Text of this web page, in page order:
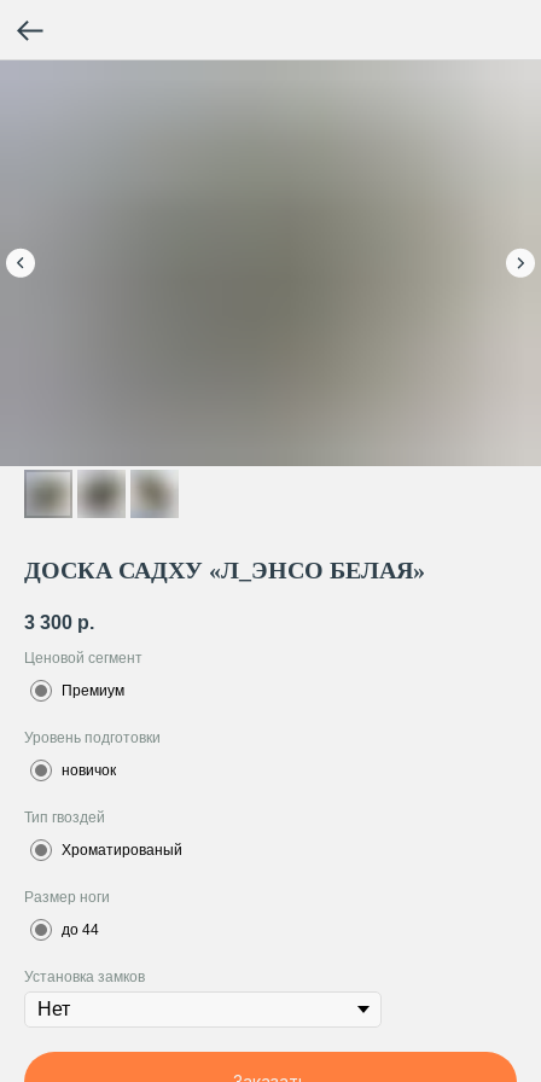
ДОСКА САДХУ «Л_ЭНСО БЕЛАЯ»
3 300 р.
Ценовой сегмент
Премиум
Уровень подготовки
новичок
Тип гвоздей
Хроматированый
Размер ноги
до 44
Установка замков